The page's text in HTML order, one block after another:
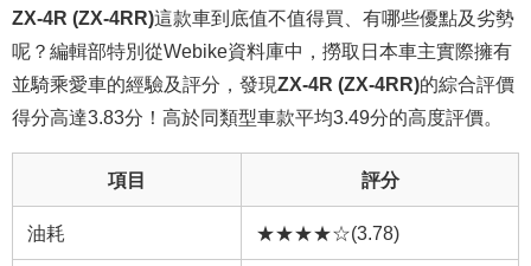
ZX-4R (ZX-4RR)這款車到底值不值得買、有哪些優點及劣勢
呢？編輯部特別從Webike資料庫中，撈取日本車主實際擁有
並騎乘愛車的經驗及評分，發現ZX-4R (ZX-4RR)的綜合評價
得分高達3.83分！高於同類型車款平均3.49分的高度評價。
項目 評分
油耗 ★★★★☆(3.78)